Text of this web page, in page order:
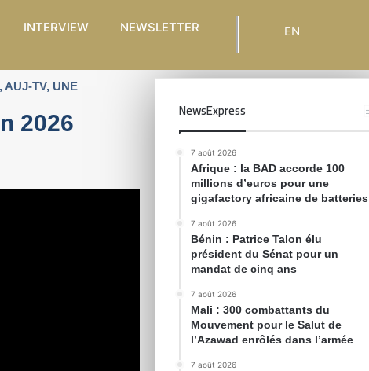
INTERVIEW NEWSLETTER EN
AUJ-TV, UNE
2026 NewsExpress
7 août 2026
Afrique : la BAD accorde 100
millions d’euros pour une
gigafactory africaine de batteries
7 août 2026
Bénin : Patrice Talon élu
président du Sénat pour un
mandat de cinq ans
7 août 2026
Mali : 300 combattants du
Mouvement pour le Salut de
l’Azawad enrôlés dans l’armée
7 août 2026